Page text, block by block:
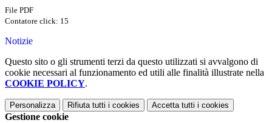
File PDF
Contatore click: 15
Notizie
Questo sito o gli strumenti terzi da questo utilizzati si avvalgono di
cookie necessari al funzionamento ed utili alle finalità illustrate nella
COOKIE POLICY.
Personalizza Rifiuta tutti i cookies Accetta tutti i cookies
Gestione cookie